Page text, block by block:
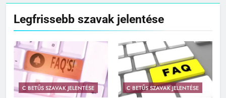
Legfrissebb szavak jelentése
C BETŰS SZAVAK JELENTÉSE C BETŰS SZAVAK JELENTÉSE